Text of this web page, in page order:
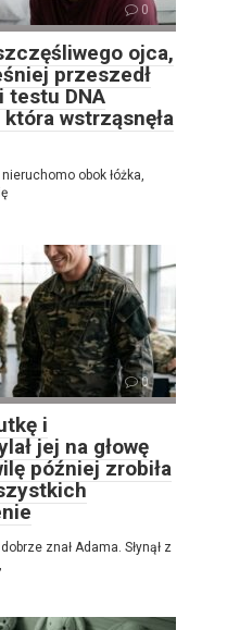
0
ojca,
przeszedł
testu DNA
wstrząsnęła
obok łóżka,
0
i
jej na głowę
później zrobiła
znał Adama. Słynął z